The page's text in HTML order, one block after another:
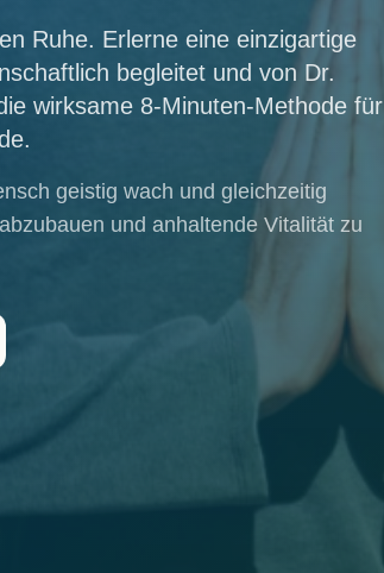
Ruhe. Erlerne eine einzigartige
begleitet und von Dr.
wirksame 8-Minuten-Methode für
geistig wach und gleichzeitig
und anhaltende Vitalität zu